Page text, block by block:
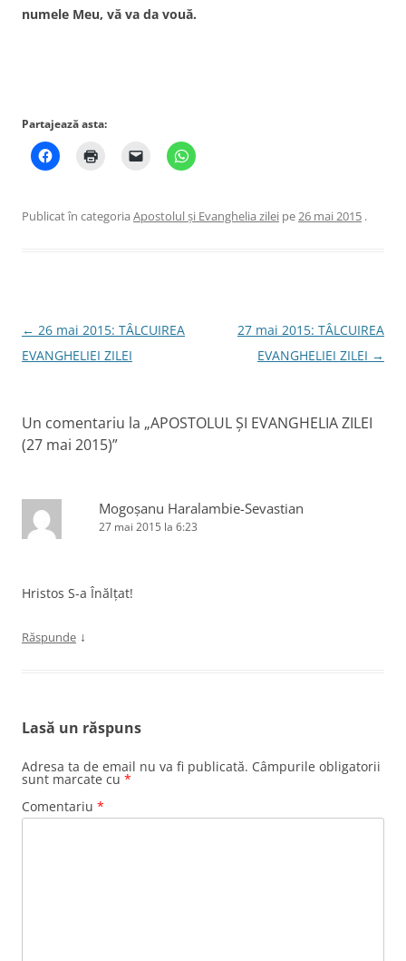
numele Meu, vă va da vouă.
Partajează asta:
Publicat în categoria Apostolul şi Evanghelia zilei pe26 mai 2015 .
Navigare
în
← 26 mai 2015: TÂLCUIREA
EVANGHELIEI ZILEI
27 mai 2015: TÂLCUIREA
EVANGHELIEI ZILEI →
Un comentariu la „APOSTOLUL ȘI EVANGHELIA ZILEI
(27 mai 2015)”
Mogoșanu Haralambie-Sevastian
27 mai 2015 la 6:23
Hristos S-a Înălțat!
Răspunde ↓
Lasă un răspuns
Adresa ta de email nu va fi publicată. Câmpurile obligatorii
sunt marcate cu *
Comentariu *